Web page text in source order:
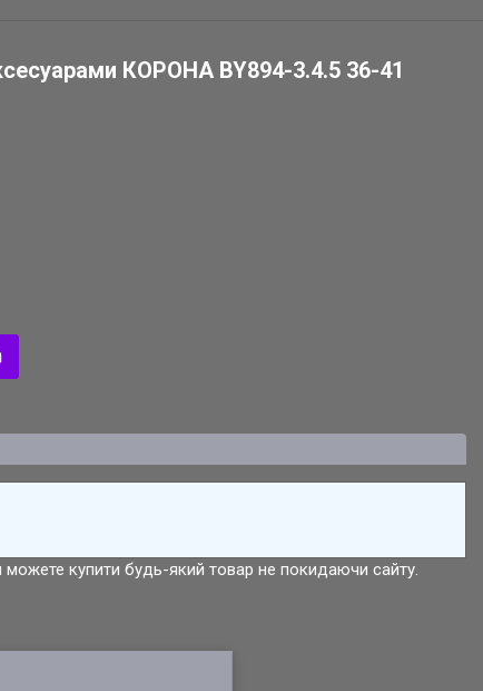
КОРОНА BY894-3.4.5 36-41
можете купити будь-який товар не покидаючи сайту.